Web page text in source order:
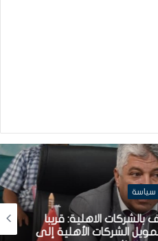
الاهلية: قريبا
الشركات الأهلية إلى